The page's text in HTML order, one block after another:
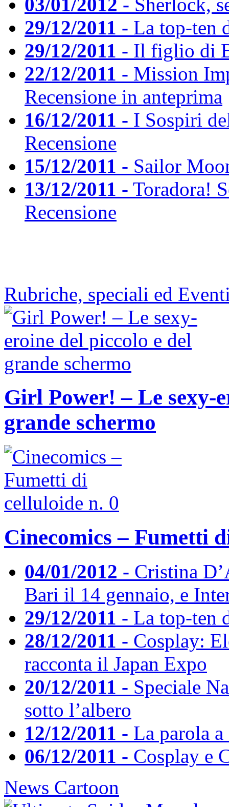
29/12/2011 - La top-ten
29/12/2011 - Il figlio di
22/12/2011 - Mission
Recensione in anteprima
16/12/2011 - I Sospiri
Recensione
15/12/2011 - Sailor
13/12/2011 - Toradora!
Recensione
Rubriche, speciali ed
Girl Power! – Le sexy-
grande schermo
Cinecomics – Fumetti
04/01/2012 - Cristina
Bari il 14 gennaio, e
29/12/2011 - La top-ten
28/12/2011 - Cosplay:
racconta il Japan Expo
20/12/2011 - Speciale
sotto l’albero
12/12/2011 - La parola
06/12/2011 - Cosplay e
News Cartoon